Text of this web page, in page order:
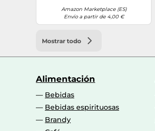
Amazon Marketplace (ES)
Envío a partir de 4,00 €
Mostrar todo
Alimentación
Bebidas
Bebidas espirituosas
Brandy